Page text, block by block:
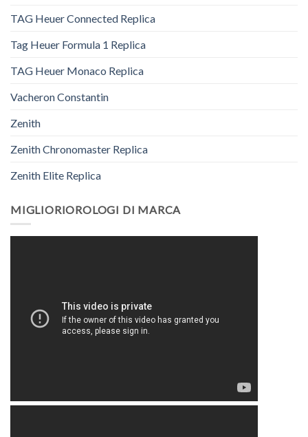
TAG Heuer Connected Replica
Tag Heuer Formula 1 Replica
TAG Heuer Monaco Replica
Vacheron Constantin
Zenith
Zenith Chronomaster Replica
Zenith Elite Replica
MIGLIORIOROLOGI DI MARCA